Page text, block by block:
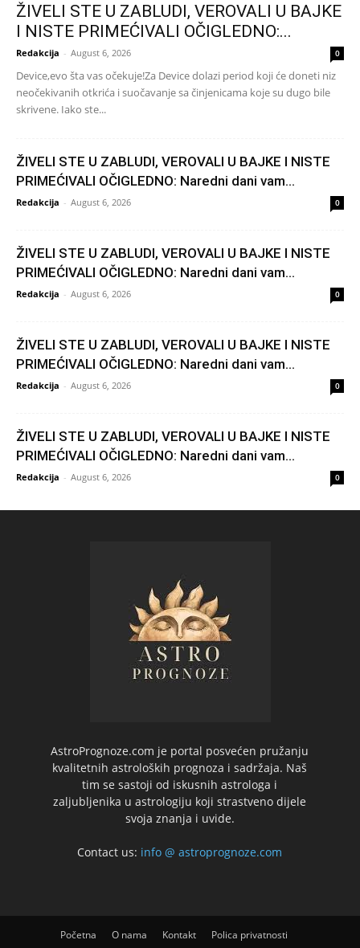
ŽIVELI STE U ZABLUDI, VEROVALI U BAJKE
I NISTE PRIMEĆIVALI OČIGLEDNO:...
Redakcija - August 6, 2026 0
Device,evo šta vas očekuje!Za Device dolazi period koji će doneti niz
neočekivanih otkrića i suočavanje sa činjenicama koje su dugo bile
skrivene. Iako ste...
ŽIVELI STE U ZABLUDI, VEROVALI U BAJKE I NISTE
PRIMEĆIVALI OČIGLEDNO: Naredni dani vam...
Redakcija - August 6, 2026 0
ŽIVELI STE U ZABLUDI, VEROVALI U BAJKE I NISTE
PRIMEĆIVALI OČIGLEDNO: Naredni dani vam...
Redakcija - August 6, 2026 0
ŽIVELI STE U ZABLUDI, VEROVALI U BAJKE I NISTE
PRIMEĆIVALI OČIGLEDNO: Naredni dani vam...
Redakcija - August 6, 2026 0
ŽIVELI STE U ZABLUDI, VEROVALI U BAJKE I NISTE
PRIMEĆIVALI OČIGLEDNO: Naredni dani vam...
Redakcija - August 6, 2026 0
AstroPrognoze.com je portal posvećen pružanju
kvalitetnih astroloških prognoza i sadržaja. Naš
tim se sastoji od iskusnih astrologa i
zaljubljenika u astrologiju koji strastveno dijele
svoja znanja i uvide.
Contact us: info @ astroprognoze.com
Početna O nama Kontakt
Polica privatnosti